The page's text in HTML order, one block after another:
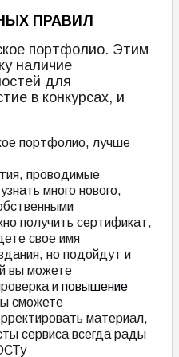
ПРАВИЛ
портфолио. Этим
наличие
для
в конкурсах, и
портфолио, лучше
проводимые
много нового,
получить сертификат,
свое имя
но подойдут и
вы можете
и повышение
сможете
материал,
сервиса всегда рады